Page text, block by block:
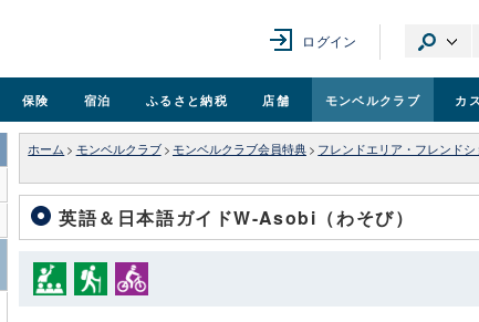
ログイン
保険 宿泊 ふるさと納税 店舗 モンベルクラブ カ
ホーム > モンベルクラブ > モンベルクラブ会員特典 > フレンドエリア・フレンド
英語＆日本語ガイドW-Asobi（わそび）